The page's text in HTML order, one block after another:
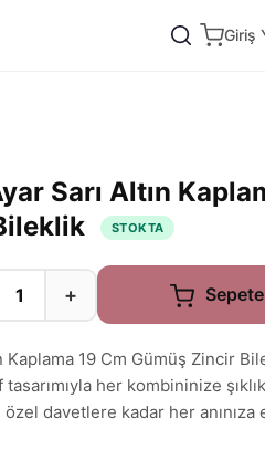
Giriş
Sarı Altın
STOKTA
+
Kaplama 19 Cm Gümüş Zincir
her kombininize
davetlere kadar her anınıza